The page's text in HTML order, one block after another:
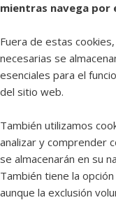
mientras navega por
Fuera de estas
necesarias se
esenciales para el
del sitio web.
También utilizamos
analizar y comprender
se almacenarán en su
También tiene la
aunque la exclusión